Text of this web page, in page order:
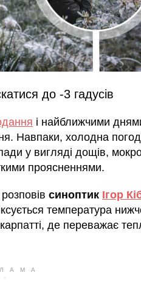
до -3 гадусів
і найближчими
Навпаки, холодна
у вигляді дощів,
проясненнями.
синоптик Ігор
температура
де переважає